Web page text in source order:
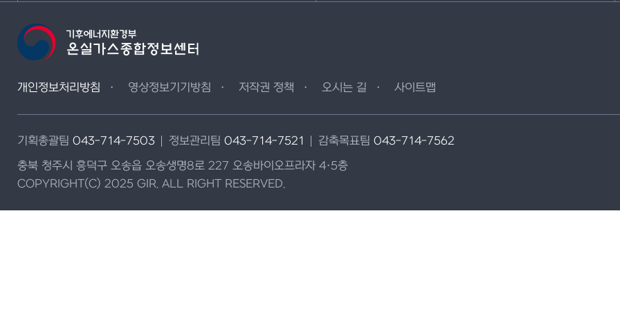
개인정보처리방침 영상정보기기방침 저작권 정책 오시는 길 사이트맵
기획총괄팀 043-714-7503 정보관리팀 043-714-7521 감축목표팀 043-714-7562
충북 청주시 흥덕구 오송읍 오송생명8로 227 오송바이오프라자 4·5층
COPYRIGHT(C) 2025 GIR. ALL RIGHT RESERVED.